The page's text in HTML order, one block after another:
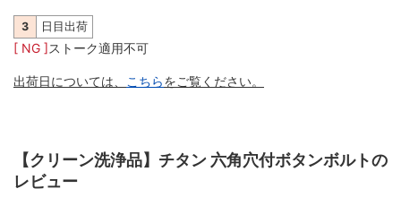
3 日目出荷
[ NG ]ストーク適用不可
出荷日については、 こちらをご覧ください。
【クリーン洗浄品】チタン 六角穴付ボタンボルトの
レビュー